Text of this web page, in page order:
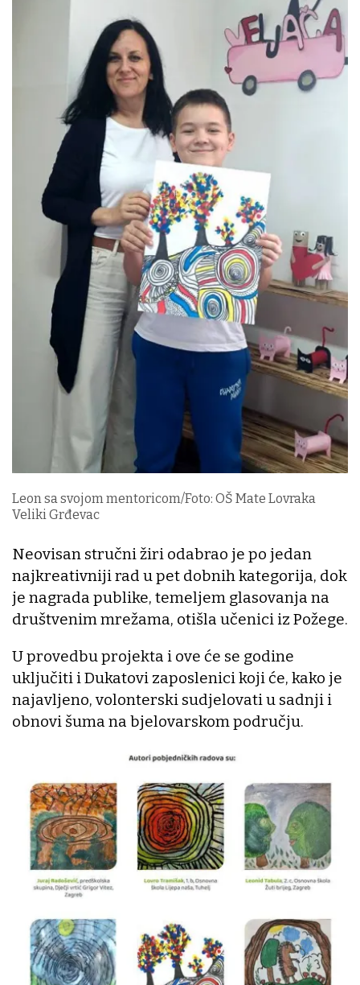
Leon sa svojom mentoricom/Foto: OŠ Mate Lovraka
Veliki Grđevac
Neovisan stručni žiri odabrao je po jedan
najkreativniji rad u pet dobnih kategorija, dok
je nagrada publike, temeljem glasovanja na
društvenim mrežama, otišla učenici iz Požege.
U provedbu projekta i ove će se godine
uključiti i Dukatovi zaposlenici koji će, kako je
najavljeno, volonterski sudjelovati u sadnji i
obnovi šuma na bjelovarskom području.